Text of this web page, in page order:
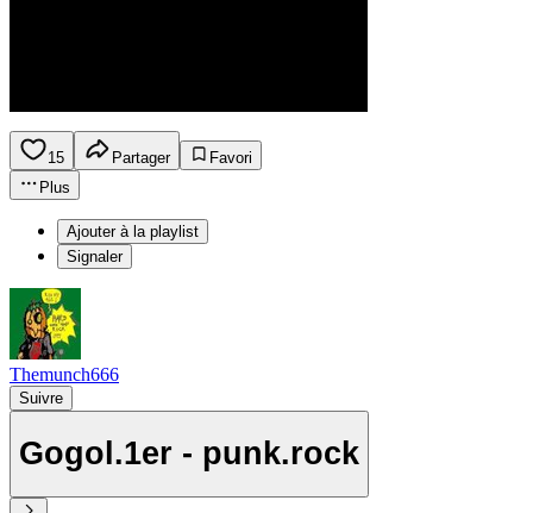
15 Partager
Favori
Plus
Ajouter à la playlist
Signaler
Themunch666
Suivre
Gogol.1er - punk.rock